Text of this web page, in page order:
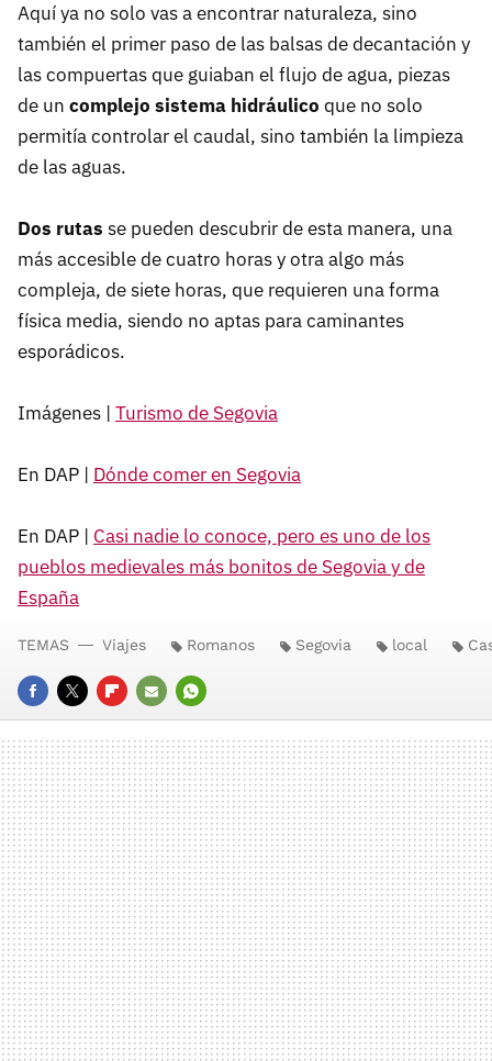
Aquí ya no solo vas a encontrar naturaleza, sino
también el primer paso de las balsas de decantación y
las compuertas que guiaban el flujo de agua, piezas
de un complejo sistema hidráulico que no solo
permitía controlar el caudal, sino también la limpieza
de las aguas.
Dos rutas se pueden descubrir de esta manera, una
más accesible de cuatro horas y otra algo más
compleja, de siete horas, que requieren una forma
física media, siendo no aptas para caminantes
esporádicos.
Imágenes | Turismo de Segovia
En DAP | Dónde comer en Segovia
En DAP | Casi nadie lo conoce, pero es uno de los
pueblos medievales más bonitos de Segovia y de
España
FACEBOOK
TWITTERFLIPBOARD
E-
MAIL
WHATSAPP
TEMAS Viajes Romanos Segovia local